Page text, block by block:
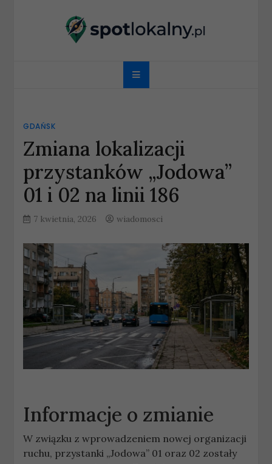
spotlokalny.pl
GDAŃSK
Zmiana lokalizacji
przystanków „Jodowa”
01 i 02 na linii 186
7 kwietnia, 2026 wiadomosci
Informacje o zmianie
W związku z wprowadzeniem nowej organizacji
ruchu, przystanki „Jodowa” 01 oraz 02 zostały